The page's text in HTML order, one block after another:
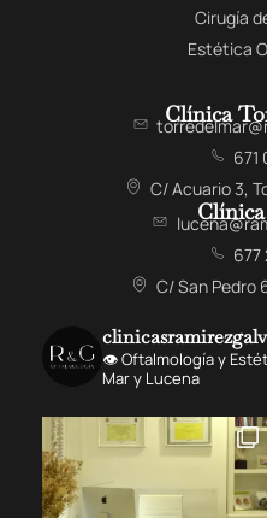
Cirugía
Estética
Clínica
671
C/ Acuario 3,
677
C/ San Pedro
👁️ Oftalmología y
Mar y Lucena